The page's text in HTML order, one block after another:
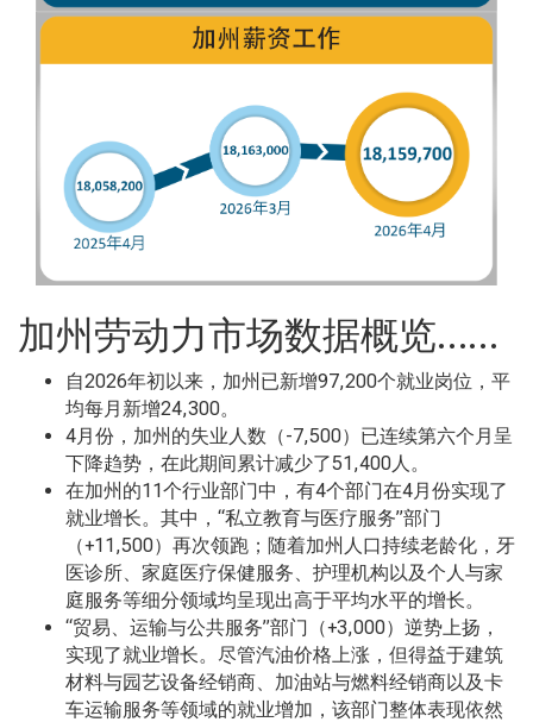
加州劳动力市场数据概览……
自2026年初以来，加州已新增97,200个就业岗位，平
均每月新增24,300。
4月份，加州的失业人数（-7,500）已连续第六个月呈
下降趋势，在此期间累计减少了51,400人。
在加州的11个行业部门中，有4个部门在4月份实现了
就业增长。其中，“私立教育与医疗服务”部门
（+11,500）再次领跑；随着加州人口持续老龄化，牙
医诊所、家庭医疗保健服务、护理机构以及个人与家
庭服务等细分领域均呈现出高于平均水平的增长。
“贸易、运输与公共服务”部门（+3,000）逆势上扬，
实现了就业增长。尽管汽油价格上涨，但得益于建筑
材料与园艺设备经销商、加油站与燃料经销商以及卡
车运输服务等领域的就业增加，该部门整体表现依然